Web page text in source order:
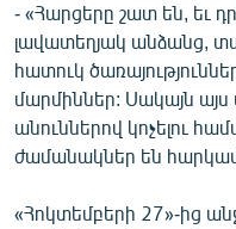
«Ազատության» բոլոր
- «Հարցերը շատ են, եւ
լավատեղյակ անձանց,
հատուկ
մարմիններ: Սակայն այս
անուններով կոչելու
ժամանակներ են
«Հոկտեմբերի 27»-ից